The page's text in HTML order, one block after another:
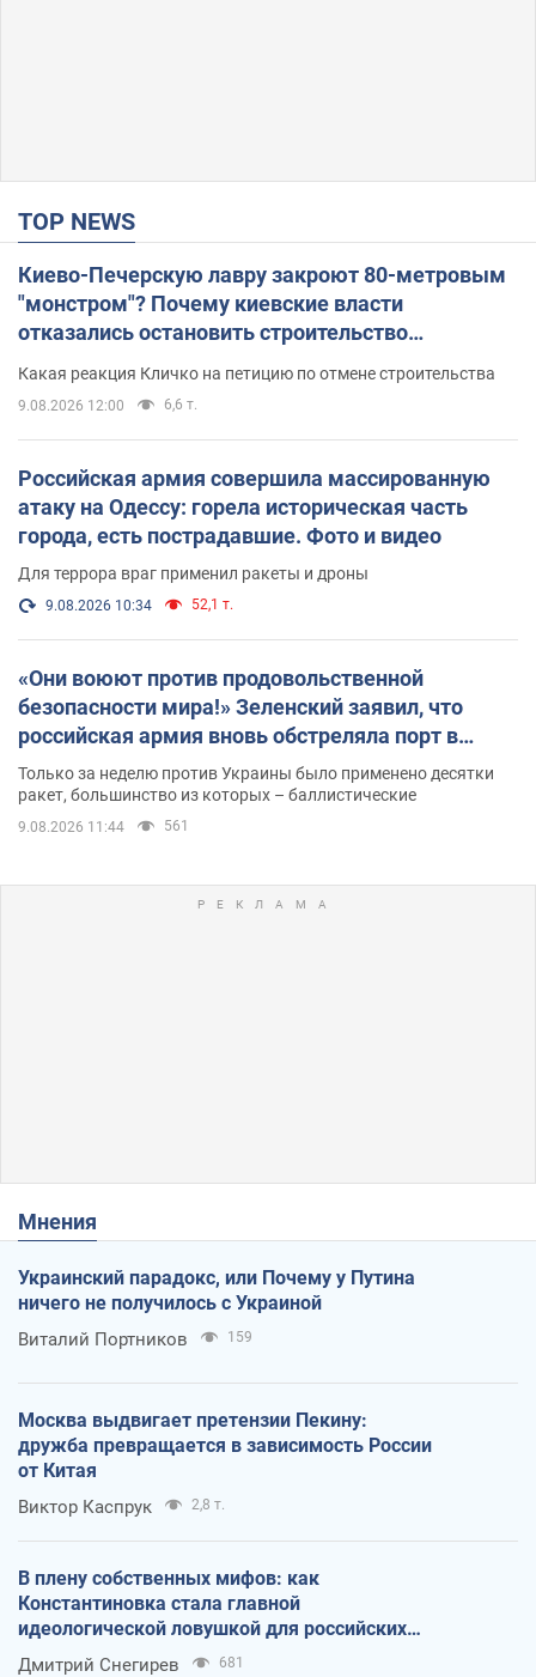
TOP NEWS
Киево-Печерскую лавру закроют 80-метровым
"монстром"? Почему киевские власти
отказались остановить строительство
Какая реакция Кличко на петицию по отмене строительства
9.08.2026 12:00 6,6 т.
Российская армия совершила массированную
атаку на Одессу: горела историческая часть
города, есть пострадавшие. Фото и видео
Для террора враг применил ракеты и дроны
9.08.2026 10:34 52,1 т.
«Они воюют против продовольственной
безопасности мира!» Зеленский заявил, что
российская армия вновь обстреляла порт в
Одессе
Только за неделю против Украины было применено десятки
ракет, большинство из которых – баллистические
9.08.2026 11:44 561
Мнения
Украинский парадокс, или Почему у Путина
ничего не получилось с Украиной
Виталий Портников 159
Москва выдвигает претензии Пекину:
дружба превращается в зависимость России
от Китая
Виктор Каспрук 2,8 т.
В плену собственных мифов: как
Константиновка стала главной
идеологической ловушкой для российских
оккупантов
Дмитрий Снегирев 681